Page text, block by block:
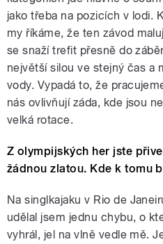
jako třeba na pozicích v lodi.
my říkáme, že ten závod
se snaží trefit přesně do
největší silou ve stejný čas a
vody. Vypadá to, že
nás ovlivňují záda, kde jsou
velká rotace.
Z olympijských her jste
žádnou zlatou. Kde k tomu
Na singlkajaku v Rio de
udělal jsem jednu chybu, o
vyhrál, jel na vlně vedle mě.